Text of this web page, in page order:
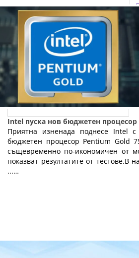
Intel пуска нов бюджетен процесор
Приятна изненада поднесе Intel
бюджетен процесор Pentium Gold
същевременно по-икономичен от
показват резултатите от тестове.В
...…
Fly.bg